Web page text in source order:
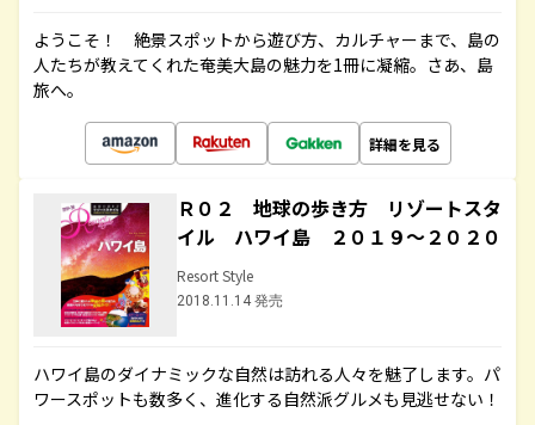
ようこそ！ 絶景スポットから遊び方、カルチャーまで、島の
人たちが教えてくれた奄美大島の魅力を1冊に凝縮。さあ、島
旅へ。
詳細を見る
Ｒ０２ 地球の歩き方 リゾートスタ
イル ハワイ島 ２０１９～２０２０
Resort Style
2018.11.14 発売
ハワイ島のダイナミックな自然は訪れる人々を魅了します。パ
ワースポットも数多く、進化する自然派グルメも見逃せない！